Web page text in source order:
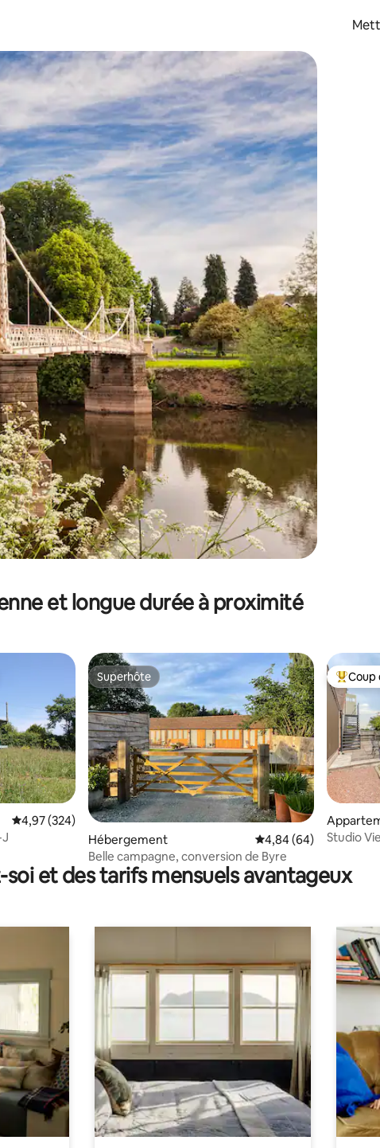
bas pour les parcourir ou en appuyant et en faisant glisser.
et longue durée à proximité
: 4,99 sur 5
Évaluation moyenne sur la base de 324 commentaires : 4,97 sur 5
4,97 (324)
Superhôte
Superhôte
Hébergement Évaluation moyenne
4,84 (64)
Belle campagne, conversion de Byre
Coups
Coup
Studio
et des tarifs mensuels avantageux